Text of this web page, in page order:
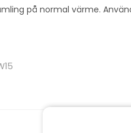
på normal värme.